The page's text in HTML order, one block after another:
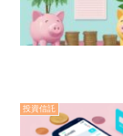
投資信託